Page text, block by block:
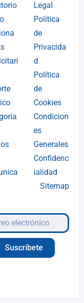
Legal
Política
de
Privacida
d
Política
de
Cookies
Condicion
es
Generales
Confidenc
ialidad
Sitemap
Suscríbete